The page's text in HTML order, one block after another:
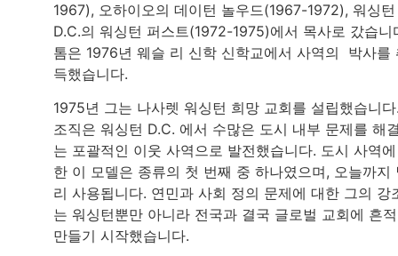
1967), 오하이오의 데이턴 놀우드(1967-1972), 워싱턴
D.C.의 워싱턴 퍼스트(1972-1975)에서 목사로 갔습니
톰은 1976년 웨슬 리 신학 신학교에서 사역의 박사를
득했습니다.
1975년 그는 나사렛 워싱턴 희망 교회를 설립했습니
조직은 워싱턴 D.C. 에서 수많은 도시 내부 문제를 해
는 포괄적인 이웃 사역으로 발전했습니다. 도시 사역
한 이 모델은 종류의 첫 번째 중 하나였으며, 오늘까지
리 사용됩니다. 연민과 사회 정의 문제에 대한 그의 강
는 워싱턴뿐만 아니라 전국과 결국 글로벌 교회에 흔
만들기 시작했습니다.